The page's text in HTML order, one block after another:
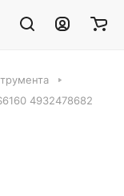
4932478682